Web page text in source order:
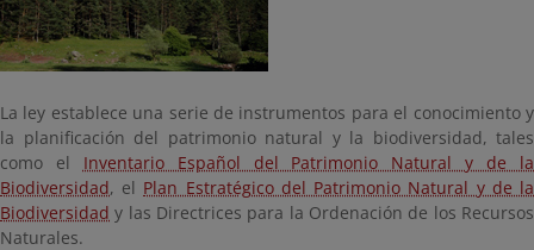
La ley establece una serie de instrumentos para el conocimiento y
la planificación del patrimonio natural y la biodiversidad, tales
como el Inventario Español del Patrimonio Natural y de la
Biodiversidad, el Plan Estratégico del Patrimonio Natural y de la
Biodiversidad y las Directrices para la Ordenación de los Recursos
Naturales.